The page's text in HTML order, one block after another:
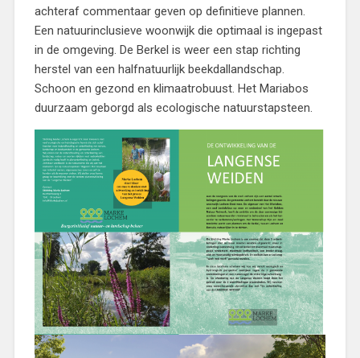
achteraf commentaar geven op definitieve plannen.
Een natuurinclusieve woonwijk die optimaal is ingepast
in de omgeving. De Berkel is weer een stap richting
herstel van een halfnatuurlijk beekdallandschap.
Schoon en gezond en klimaatrobuust. Het Mariabos
duurzaam geborgd als ecologische natuurstapsteen.